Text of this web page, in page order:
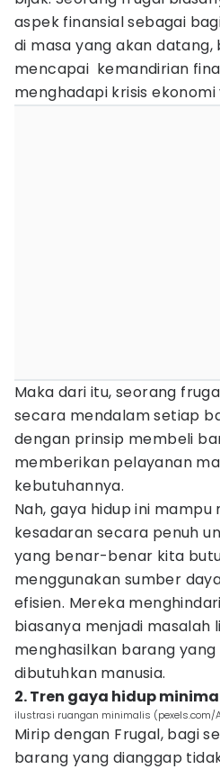
aspek finansial sebagai
di masa yang akan datang,
mencapai kemandirian
menghadapi krisis
Maka dari itu, seorang
secara mendalam setiap
dengan prinsip membeli
memberikan pelayanan
kebutuhannya.
Nah, gaya hidup ini
kesadaran secara penuh
yang benar-benar kita
menggunakan sumber
efisien. Mereka
biasanya menjadi masalah
menghasilkan barang
dibutuhkan manusia.
2. Tren gaya hidup
ilustrasi ruangan minimalis (pexels.com/
Mirip dengan Frugal, bagi
barang yang dianggap